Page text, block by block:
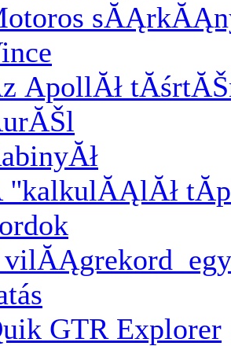
ApollĂł
''kalkulĂĄlĂł
vilĂĄgrekord
GTR Explorer